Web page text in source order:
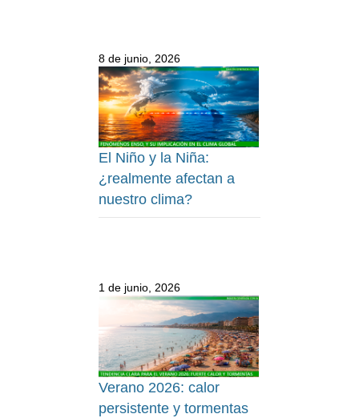
8 de junio, 2026
El Niño y la Niña:
¿realmente afectan a
nuestro clima?
1 de junio, 2026
Verano 2026: calor
persistente y tormentas